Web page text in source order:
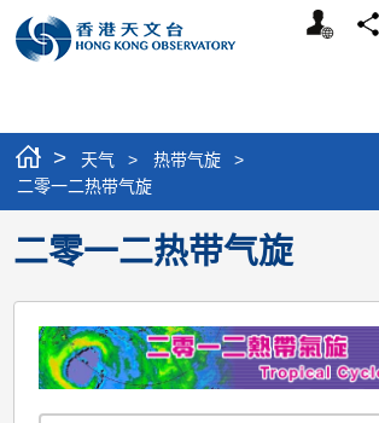
个
分
> 天气 > 热带气旋
>
二零一二热带气旋
二零一二热带气旋